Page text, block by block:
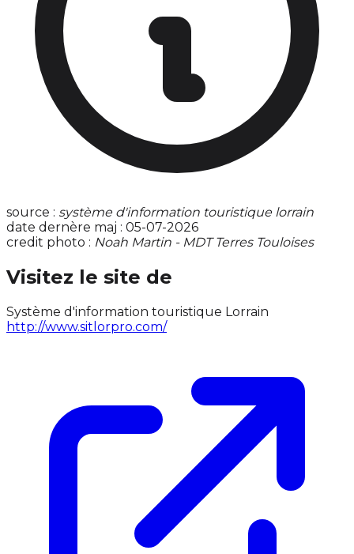
source : système d'information touristique lorrain
date dernère maj : 05-07-2026
credit photo : Noah Martin - MDT Terres Touloises
Visitez le site de
Système d'information touristique Lorrain
http://www.sitlorpro.com/